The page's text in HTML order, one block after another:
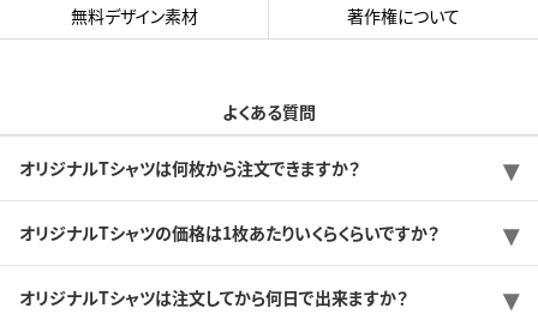
無料デザイン素材
著作権について
よくある質問
オリジナルTシャツは何枚から注文できますか？
オリジナルTシャツの価格は1枚あたりいくらくらいですか？
オリジナルTシャツは注文してから何日で出来ますか？